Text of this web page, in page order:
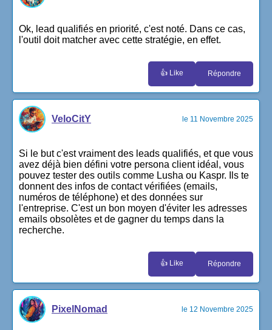
Ok, lead qualifiés en priorité, c'est noté. Dans ce cas,
l'outil doit matcher avec cette stratégie, en effet.
👍 Like Répondre
VeloCitY le 11 Novembre 2025
Si le but c'est vraiment des leads qualifiés, et que vous
avez déjà bien défini votre persona client idéal, vous
pouvez tester des outils comme Lusha ou Kaspr. Ils te
donnent des infos de contact vérifiées (emails,
numéros de téléphone) et des données sur
l'entreprise. C'est un bon moyen d'éviter les adresses
emails obsolètes et de gagner du temps dans la
recherche.
👍 Like Répondre
PixelNomad le 12 Novembre 2025